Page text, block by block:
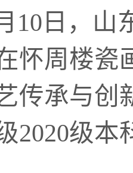
10日，
怀周楼瓷
传承与
2020级